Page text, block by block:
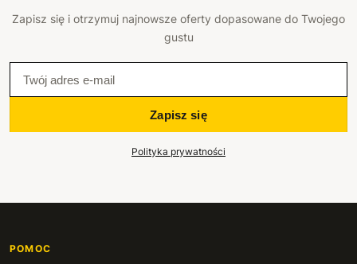
Zapisz się i otrzymuj najnowsze oferty dopasowane do Twojego
gustu
Zapisz się
Polityka prywatności
POMOC